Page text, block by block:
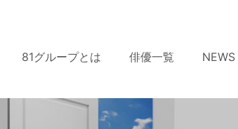
81グループとは 俳優一覧 NEWS